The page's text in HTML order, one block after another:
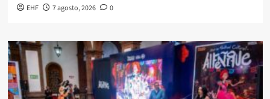
EHF 7 agosto, 2026 0